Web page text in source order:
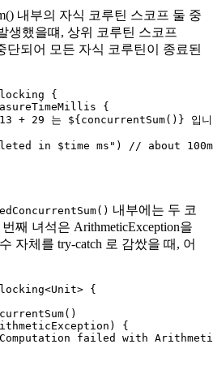
내부의 자식 코루틴 스코프 둘 중
생했을떄, 상위 코루틴 스코프
단되어 모든 자식 코루틴이 종료된
{
{
+ 29 는 ${ concurrentSum()} 입
in $time ms" ) // about
내부에는 두 코
째 녀석은 ArithmeticException을
자체를 try-catch 로 감쌌을 때, 어
<Unit> {
()
{
failed with